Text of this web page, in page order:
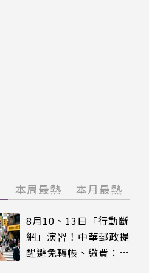
本周最熱 本月最熱
8月10、13日「行動斷
網」演習！中華郵政提
醒避免轉帳、繳費：務